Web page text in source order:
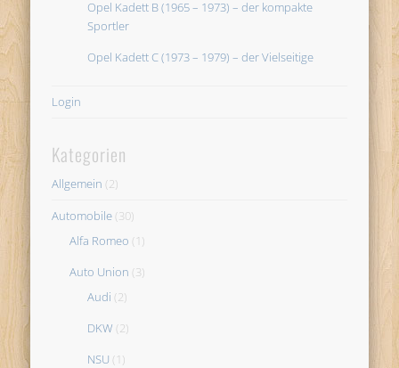
Opel Kadett B (1965 – 1973) – der kompakte
Sportler
Opel Kadett C (1973 – 1979) – der Vielseitige
Login
Kategorien
Allgemein (2)
Automobile (30)
Alfa Romeo (1)
Auto Union (3)
Audi (2)
DKW (2)
NSU (1)